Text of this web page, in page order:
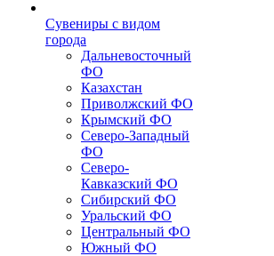
Сувениры с видом
города
Дальневосточный
ФО
Казахстан
Приволжский ФО
Крымский ФО
Северо-Западный
ФО
Северо-
Кавказский ФО
Сибирский ФО
Уральский ФО
Центральный ФО
Южный ФО